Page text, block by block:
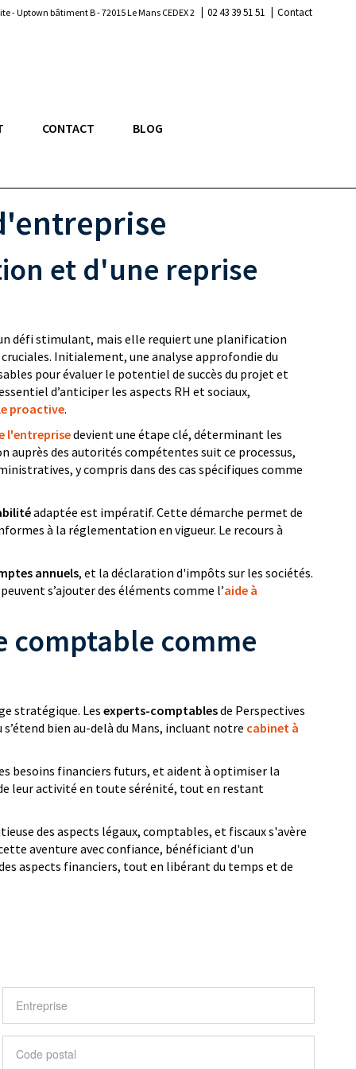
- Uptown bâtiment B - 72015 Le Mans CEDEX 2 | 02 43 39 51 51 | Contact
CONTACT BLOG
et d'une reprise
défi stimulant, mais elle requiert une planification
Initialement, une analyse approfondie du
pour évaluer le potentiel de succès du projet et
d’anticiper les aspects RH et sociaux,
proactive.
l'entreprisedevient une étape clé, déterminant les
des autorités compétentes suit ce processus,
y compris dans des cas spécifiques comme
adaptée est impératif. Cette démarche permet de
à la réglementation en vigueur. Le recours à
annuels, et la déclaration d'impôts sur les sociétés.
s’ajouter des éléments comme l’aide à
comptable comme
stratégique. Les experts-comptablesde Perspectives
bien au-delà du Mans, incluant notre cabinet à
besoins financiers futurs, et aident à optimiser la
leur activité en toute sérénité, tout en restant
des aspects légaux, comptables, et fiscaux s'avère
aventure avec confiance, bénéficiant d'un
aspects financiers, tout en libérant du temps et de